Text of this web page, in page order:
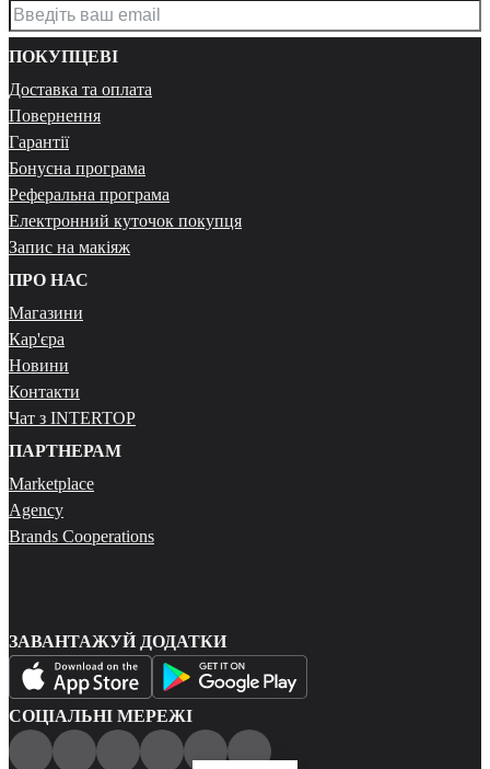
ПОКУПЦЕВІ
Доставка та оплата
Повернення
Гарантії
Бонусна програма
Реферальна програма
Електронний куточок покупця
Запис на макіяж
ПРО НАС
Магазини
Кар'єра
Новини
Контакти
Чат з INTERTOP
ПАРТНЕРАМ
Marketplace
Agency
Brands Cooperations
ЗАВАНТАЖУЙ ДОДАТКИ
СОЦІАЛЬНІ МЕРЕЖІ